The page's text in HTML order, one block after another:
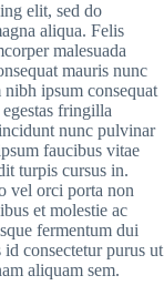
elit, sed do
aliqua. Felis
malesuada
mauris nunc
ipsum consequat
fringilla
nunc pulvinar
faucibus vitae
turpis cursus in.
vel orci porta non
et molestie ac
fermentum dui
consectetur purus ut
aliquam sem.